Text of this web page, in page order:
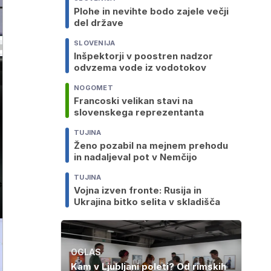
Plohe in nevihte bodo zajele večji
del države
SLOVENIJA
Inšpektorji v poostren nadzor
odvzema vode iz vodotokov
NOGOMET
Francoski velikan stavi na
slovenskega reprezentanta
TUJINA
Ženo pozabil na mejnem prehodu
in nadaljeval pot v Nemčijo
TUJINA
Vojna izven fronte: Rusija in
Ukrajina bitko selita v skladišča
OGLAS
Kam v Ljubljani poleti? Od rimskih